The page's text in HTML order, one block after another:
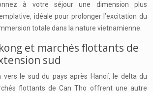
à votre séjour une dimension plus
idéale pour prolonger l’excitation du
totale dans la nature vietnamienne.
et marchés flottants de
sud
vers le sud du pays après Hanoï, le delta du
flottants de Can Tho offrent une autre